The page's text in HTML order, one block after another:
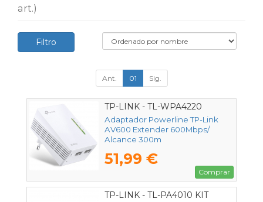
art.)
Filtro
Ant. 01 Sig.
TP-LINK - TL-WPA4220
Adaptador Powerline TP-Link
AV600 Extender 600Mbps/
Alcance 300m
51,99 €
Comprar
TP-LINK - TL-PA4010 KIT